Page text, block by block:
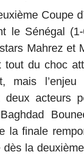
Coupe
le Sénégal
Mahrez et
tout du choc
mais
acteurs
la finale
la